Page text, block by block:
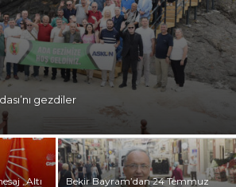
gezdiler
„Altı
Bekir Bayram’dan 24 Temmuz